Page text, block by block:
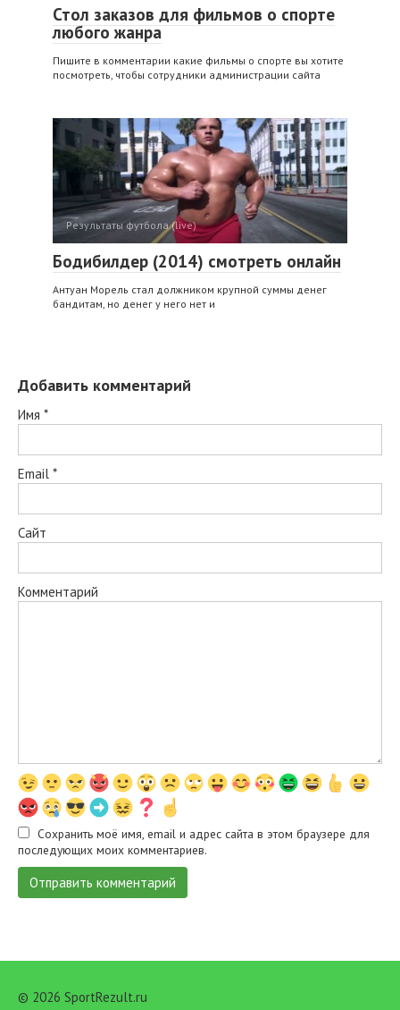
Стол заказов для фильмов о спорте
любого жанра
Пишите в комментарии какие фильмы о спорте вы хотите
посмотреть, чтобы сотрудники администрации сайта
Результаты футбола (live)
Бодибилдер (2014) смотреть онлайн
Антуан Морель стал должником крупной суммы денег
бандитам, но денег у него нет и
Добавить комментарий
Имя *
Email *
Сайт
Комментарий
Сохранить моё имя, email и адрес сайта в этом браузере для
последующих моих комментариев.
© 2026 SportRezult.ru